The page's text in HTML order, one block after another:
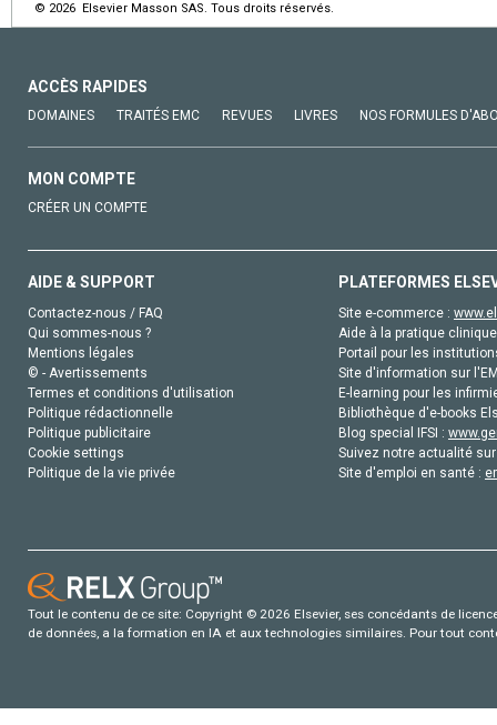
© 2026 Elsevier Masson SAS. Tous droits réservés.
ACCÈS RAPIDES
DOMAINES TRAITÉS EMC REVUES LIVRES NOS FORMULES
MON COMPTE
CRÉER UN COMPTE
AIDE & SUPPORT
Contactez-nous / FAQ
Qui sommes-nous ?
Mentions légales
© - Avertissements
Termes et conditions d'utilisation
Politique rédactionnelle
Politique publicitaire
Cookie settings
Politique de la vie privée
PLATEFORMES
Site e-commerce :
Aide à la pratique
Portail pour les
Site d'information sur
E-learning pour les
Bibliothèque d'e-books
Blog special IFSI :
Suivez notre actualité
Site d'emploi en santé :
Tout le contenu de ce site: Copyright © 2026 Elsevier, ses concédants de
de données, a la formation en IA et aux technologies similaires. Pour tout